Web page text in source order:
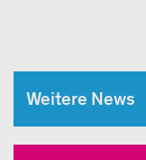
Weitere News